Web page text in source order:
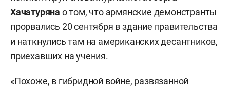
Хачатуряна о том, что армянские демонстранты
прорвались 20 сентября в здание правительства
и наткнулись там на американских десантников,
приехавших на учения.
«Похоже, в гибридной войне, развязанной